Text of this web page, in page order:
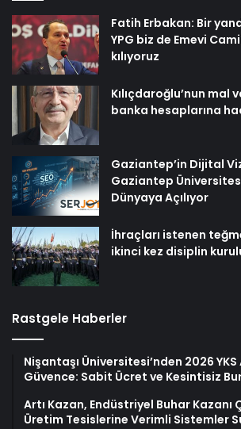
Fatih Erbakan: Bir
YPG biz de Emevi
kılıyoruz
Kılıçdaroğlu’nun mal
banka hesaplarına
Gaziantep’in Dijital
Gaziantep
Dünyaya Açılıyor
İhraçları istenen
ikinci kez disiplin
Rastgele Haberler
Nişantaşı Üniversitesi’nden 2026
Güvence: Sabit Ücret ve Kesintisiz
Artı Kazan, Endüstriyel Buhar Kazanı
Üretim Tesislerine Verimli Sistemler